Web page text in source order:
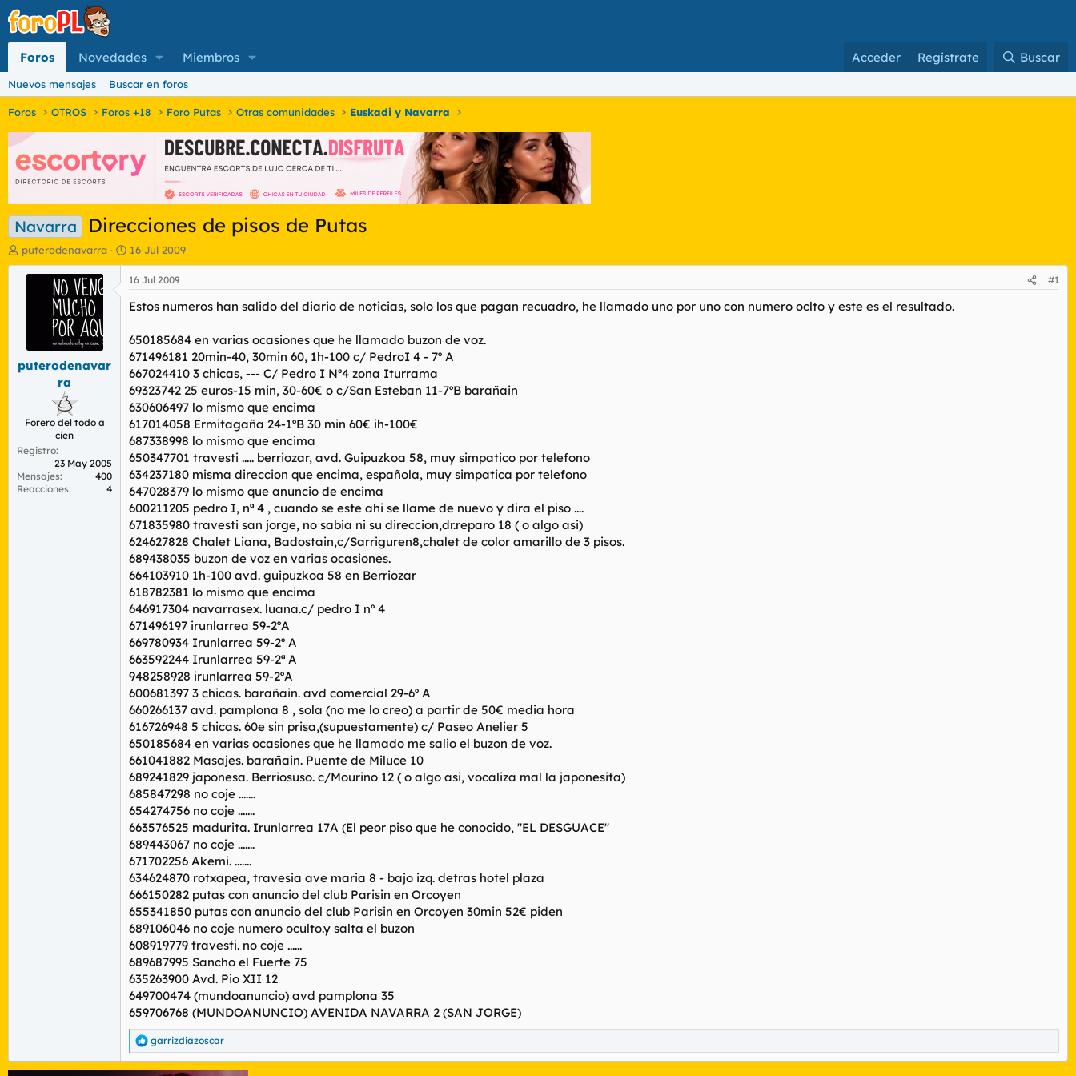
Foros Novedades Miembros Acceder Regístrate Buscar
Nuevos mensajes Buscar en foros
Foros OTROS Foros +18 Foro Putas Otras comunidades Euskadi y Navarra
Navarra Direcciones de pisos de Putas
I
n
o
r
m
puterodenavarra
F
e
c
h
a
e
i
n
i
c
i
o
16 Jul 2009
puterodenavar
ra
Forero del todo a
cien
Registro
23 May 2005
Mensajes
400
Reacciones
4
16 Jul 2009 #1
Estos numeros han salido del diario de noticias, solo los que pagan recuadro, he llamado uno por uno con numero oclto y este es el resultado.
650185684 en varias ocasiones que he llamado buzon de voz.
671496181 20min-40, 30min 60, 1h-100 c/ PedroI 4 - 7º A
667024410 3 chicas, --- C/ Pedro I Nº4 zona Iturrama
69323742 25 euros-15 min, 30-60€ o c/San Esteban 11-7ºB barañain
630606497 lo mismo que encima
617014058 Ermitagaña 24-1ºB 30 min 60€ ih-100€
687338998 lo mismo que encima
650347701 travesti ..... berriozar, avd. Guipuzkoa 58, muy simpatico por telefono
634237180 misma direccion que encima, española, muy simpatica por telefono
647028379 lo mismo que anuncio de encima
600211205 pedro I, nª 4 , cuando se este ahi se llame de nuevo y dira el piso ....
671835980 travesti san jorge, no sabia ni su direccion,dr.reparo 18 ( o algo asi)
624627828 Chalet Liana, Badostain,c/Sarriguren8,chalet de color amarillo de 3 pisos.
689438035 buzon de voz en varias ocasiones.
664103910 1h-100 avd. guipuzkoa 58 en Berriozar
618782381 lo mismo que encima
646917304 navarrasex. luana.c/ pedro I nº 4
671496197 irunlarrea 59-2ºA
669780934 Irunlarrea 59-2º A
663592244 Irunlarrea 59-2ª A
948258928 irunlarrea 59-2ºA
600681397 3 chicas. barañain. avd comercial 29-6º A
660266137 avd. pamplona 8 , sola (no me lo creo) a partir de 50€ media hora
616726948 5 chicas. 60e sin prisa,(supuestamente) c/ Paseo Anelier 5
650185684 en varias ocasiones que he llamado me salio el buzon de voz.
661041882 Masajes. barañain. Puente de Miluce 10
689241829 japonesa. Berriosuso. c/Mourino 12 ( o algo asi, vocaliza mal la japonesita)
685847298 no coje .......
654274756 no coje .......
663576525 madurita. Irunlarrea 17A (El peor piso que he conocido, "EL DESGUACE"
689443067 no coje .......
671702256 Akemi. .......
634624870 rotxapea, travesia ave maria 8 - bajo izq. detras hotel plaza
666150282 putas con anuncio del club Parisin en Orcoyen
655341850 putas con anuncio del club Parisin en Orcoyen 30min 52€ piden
689106046 no coje numero oculto.y salta el buzon
608919779 travesti. no coje ......
689687995 Sancho el Fuerte 75
635263900 Avd. Pio XII 12
649700474 (mundoanuncio) avd pamplona 35
659706768 (MUNDOANUNCIO) AVENIDA NAVARRA 2 (SAN JORGE)
R
e
a
garrizdiazoscar